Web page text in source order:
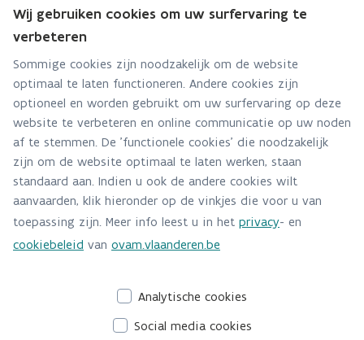
Team Onderzoek en Monitoring
Hebt u een vraag voor dit team? Stel ze hier:
Via contact formulier
Alle contactgegevens
Adres
Stationsstraat 110
2800 Mechelen
Route en bereikbaarheid
Wij gebruiken cookies om uw surfervaring te
verbeteren
Sommige cookies zijn noodzakelijk om de website
optimaal te laten functioneren. Andere cookies zijn
optioneel en worden gebruikt om uw surfervaring op deze
website te verbeteren en online communicatie op uw noden
af te stemmen. De 'functionele cookies' die noodzakelijk
zijn om de website optimaal te laten werken, staan
standaard aan. Indien u ook de andere cookies wilt
aanvaarden, klik hieronder op de vinkjes die voor u van
toepassing zijn. Meer info leest u in het privacy- en
cookiebeleid van ovam.vlaanderen.be
Analytische cookies
Social media cookies